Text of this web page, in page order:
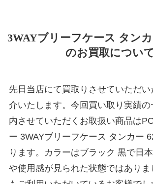
3WAYブリーフケース タンカ
のお買取につい
先日当店にて買取りさせていただ
介いたします。今回買い取り実績の
内させていただくお取扱い商品は
ー 3WAYブリーフケース タンカー
ります。カラーはブラック 黒で日
や使用感が見られた状態ではありま